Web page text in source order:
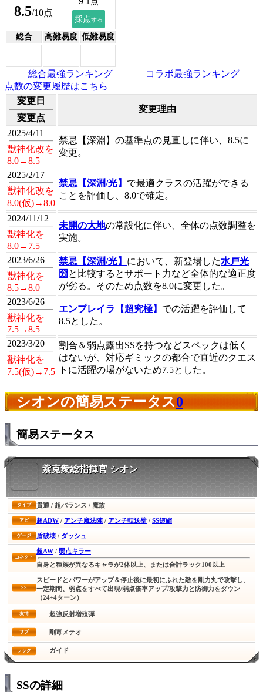
8.5/10点
総合 高難易度 低難易度
総合最強ランキング
コラボ最強ランキング
点数の変更履歴はこちら
変更日
変更点
変更理由
2025/4/11
獣神化改を
8.0→8.5
禁忌【深淵】の基準点の見直しに伴い、8.5に
変更。
2025/2/17
獣神化改を
8.0(仮)→8.0
禁忌【深淵/光】 で最適クラスの活躍ができる
ことを評価し、8.0で確定。
2024/11/12
獣神化を
8.0→7.5
未開の大地の常設化に伴い、全体の点数調整を
実施。
2023/6/26
獣神化を
8.5→8.0
禁忌【深淵/光】 において、新登場した水戸光
圀 と比較するとサポート力など全体的な適正度
が劣る。そのため点数を8.0に変更した。
2023/6/26
獣神化を
7.5→8.5
エンプレイラ【超究極】 での活躍を評価して
8.5とした。
2023/3/20
獣神化を
7.5(仮)→7.5
割合＆弱点露出SSを持つなどスペックは低く
はないが、対応ギミックの都合で直近のクエス
トに活躍の場がないため7.5とした。
シオンの簡易ステータス0
簡易ステータス
紫克衆総指揮官 シオン
タイプ 貫通 / 超バランス / 魔族
アビ 超ADW / アンチ魔法陣 / アンチ転送壁 / SS短縮
ゲージ 盾破壊 / ダッシュ
コネクト
超AW / 弱点キラー
自身と種族が異なるキャラが2体以上、または合計ラック100以上
SS
スピードとパワーがアップ＆停止後に最初にふれた敵を剛力丸で攻撃し、
一定期間、弱点をすべて出現/弱点倍率アップ/攻撃力と防御力をダウン
（24+4ターン）
友情 超強反射増殖弾
サブ 剛毒メテオ
ラック ガイド
SSの詳細